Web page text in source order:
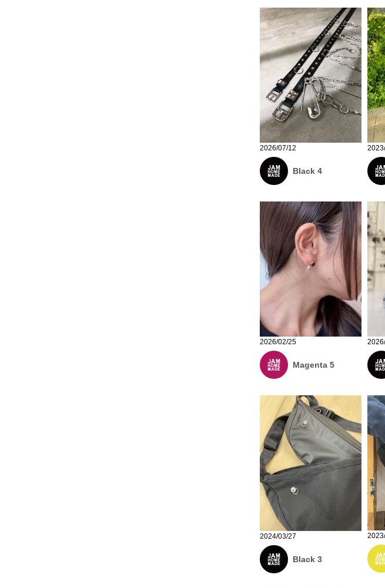
2026/07/12
Black 4
2026/02/25
Magenta 5
2024/03/27
Black 3